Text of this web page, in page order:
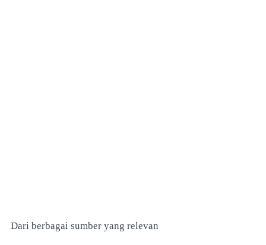
Dari berbagai sumber yang relevan